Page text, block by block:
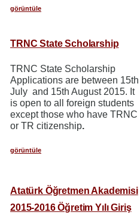
görüntüle
TRNC State Scholarship
TRNC State Scholarship
Applications are between 15th
July and 15th August 2015. It
is open to all foreign students
except those who have TRNC
or TR citizenship.
görüntüle
Atatürk Öğretmen Akademisi
2015-2016 Öğretim Yılı Giriş